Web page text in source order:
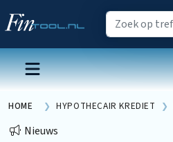
HOME HYPOTHECAIR KREDIET
Nieuws